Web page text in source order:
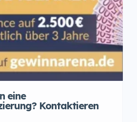
eine
Kontaktieren